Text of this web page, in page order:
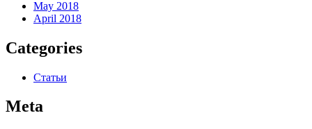
May 2018
April 2018
Categories
Статьи
Meta